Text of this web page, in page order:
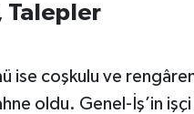
Talepler
ise coşkulu ve
oldu. Genel-İş’in